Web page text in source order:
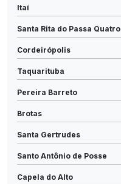
Itaí
Santa Rita do Passa Quatro
Cordeirópolis
Taquarituba
Pereira Barreto
Brotas
Santa Gertrudes
Santo Antônio de Posse
Capela do Alto